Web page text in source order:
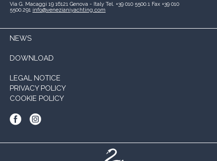
Via G. Macaggi 19 16121 Genova - Italy Tel. +39 010 5500.1 Fax +39 010
5500.291 info@venezianiyachting.com
NEWS
DOWNLOAD
LEGAL NOTICE
PRIVACY POLICY
COOKIE POLICY